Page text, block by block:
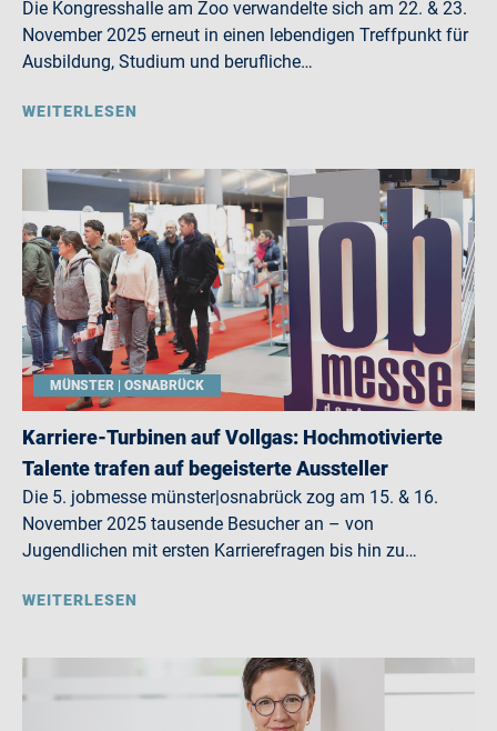
Die Kongresshalle am Zoo verwandelte sich am 22. & 23.
November 2025 erneut in einen lebendigen Treffpunkt für
Ausbildung, Studium und berufliche…
WEITERLESEN
MÜNSTER | OSNABRÜCK
Karriere-Turbinen auf Vollgas: Hochmotivierte
Talente trafen auf begeisterte Aussteller
Die 5. jobmesse münster|osnabrück zog am 15. & 16.
November 2025 tausende Besucher an – von
Jugendlichen mit ersten Karrierefragen bis hin zu…
WEITERLESEN